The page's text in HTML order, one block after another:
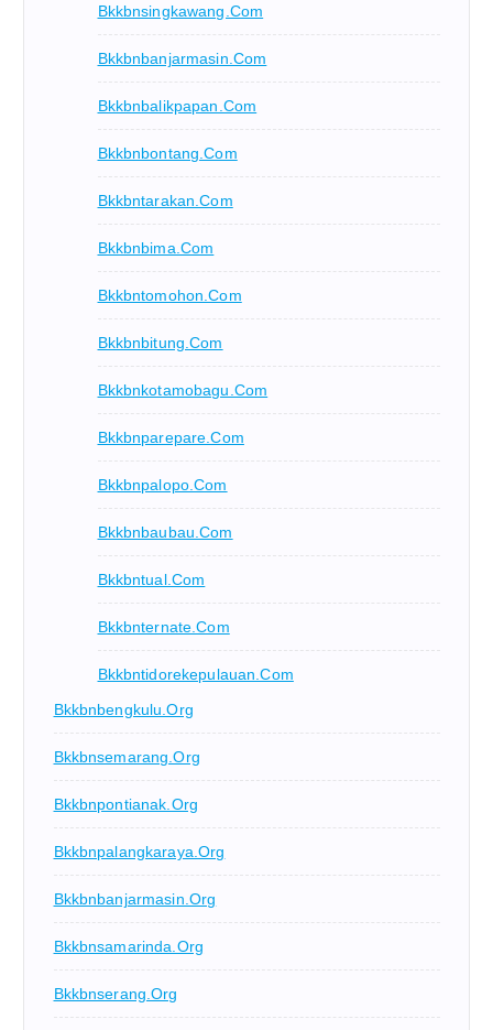
Bkkbnsingkawang.com
Bkkbnbanjarmasin.com
Bkkbnbalikpapan.com
Bkkbnbontang.com
Bkkbntarakan.com
Bkkbnbima.com
Bkkbntomohon.com
Bkkbnbitung.com
Bkkbnkotamobagu.com
Bkkbnparepare.com
Bkkbnpalopo.com
Bkkbnbaubau.com
Bkkbntual.com
Bkkbnternate.com
Bkkbntidorekepulauan.com
Bkkbnbengkulu.org
Bkkbnsemarang.org
Bkkbnpontianak.org
Bkkbnpalangkaraya.org
Bkkbnbanjarmasin.org
Bkkbnsamarinda.org
Bkkbnserang.org